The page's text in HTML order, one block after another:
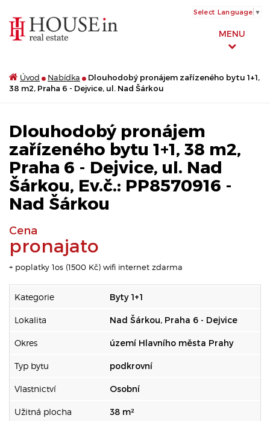
MENU
Select Language ▼
Úvod Nabídka
Dlouhodobý pronájem zařízeného bytu 1+1,
38 m2, Praha 6 - Dejvice, ul. Nad Šárkou
Dlouhodobý pronájem
zařízeného bytu 1+1, 38 m2,
Praha 6 - Dejvice, ul. Nad
Šárkou, Ev.č.: PP8570916 -
Nad Šárkou
Cena
pronajato
+ poplatky 1os (1500 Kč) wifi internet zdarma
Kategorie Byty 1+1
Lokalita Nad Šárkou, Praha 6 - Dejvice
Okres území Hlavního města Prahy
Typ bytu podkrovní
Vlastnictví Osobní
Užitná plocha 38 m²